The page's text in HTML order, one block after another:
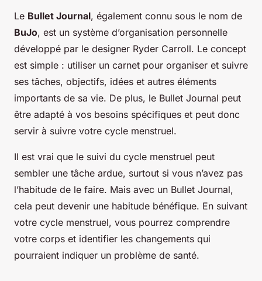
Le Bullet Journal, également connu sous le nom de
BuJo, est un système d’organisation personnelle
développé par le designer Ryder Carroll. Le concept
est simple : utiliser un carnet pour organiser et suivre
ses tâches, objectifs, idées et autres éléments
importants de sa vie. De plus, le Bullet Journal peut
être adapté à vos besoins spécifiques et peut donc
servir à suivre votre cycle menstruel.
Il est vrai que le suivi du cycle menstruel peut
sembler une tâche ardue, surtout si vous n’avez pas
l’habitude de le faire. Mais avec un Bullet Journal,
cela peut devenir une habitude bénéfique. En suivant
votre cycle menstruel, vous pourrez comprendre
votre corps et identifier les changements qui
pourraient indiquer un problème de santé.